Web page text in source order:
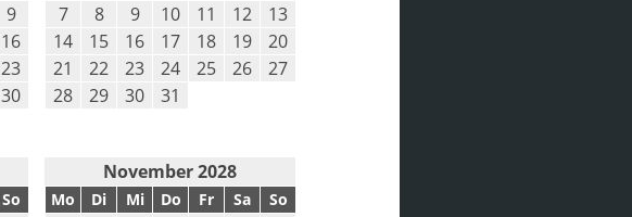
9
16
23
30
7
8 9 10 11 12
13
14
15 16 17 18 19
20
21
22 23 24 25 26
27
28
29 30 31
So
November 2028
Mo Di Mi Do Fr Sa So